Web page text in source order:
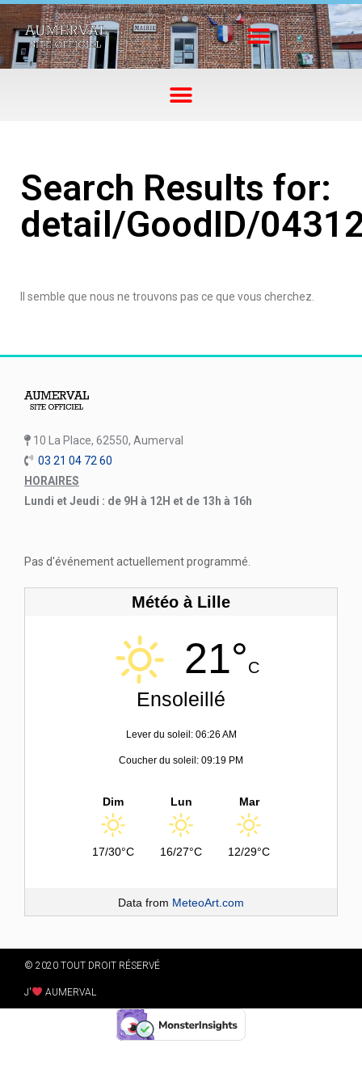
Search Results for:
detail/GoodID/
Il semble que nous ne trouvons pas ce que vous cherchez.
10 La Place, 62550, Aumerval
03 21 04 72 60
HORAIRES
Lundi et Jeudi : de 9H à 12H et de 13h à 16h
Pas d'événement actuellement programmé.
Météo à Lille
21°C
Ensoleillé
Lever du soleil: 06:26 AM
Coucher du soleil: 09:19 PM
Dim
17/30°C
Lun
16/27°C
Mar
12/29°C
Data from MeteoArt.com
© 2020 TOUT DROIT RÉSERVÉ
J' AUMERVAL